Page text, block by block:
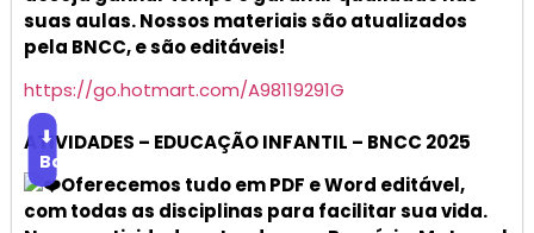
suas aulas. Nossos materiais são atualizados
pela BNCC, e são editáveis!
https://go.hotmart.com/A98119291G
ATIVIDADES – EDUCAÇÃO INFANTIL – BNCC 2025
⬇
Baixar
Oferecemos tudo em PDF e Word editável,
com todas as disciplinas para facilitar sua vida.